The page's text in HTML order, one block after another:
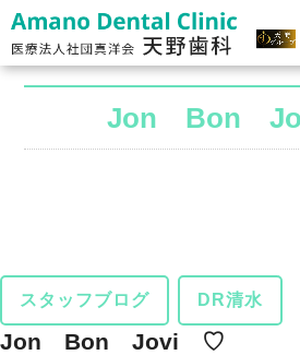
Jon Bon
スタッフブログ DR清水
Jon Bon Jovi ♡